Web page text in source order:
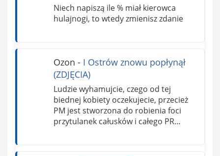
Niech napiszą ile % miał kierowca
hulajnogi, to wtedy zmienisz zdanie
Ozon - I Ostrów znowu popłynął
(ZDJĘCIA)
Ludzie wyhamujcie, czego od tej
biednej kobiety oczekujecie, przecież
PM jest stworzona do robienia foci
przytulanek całusków i całego PR…